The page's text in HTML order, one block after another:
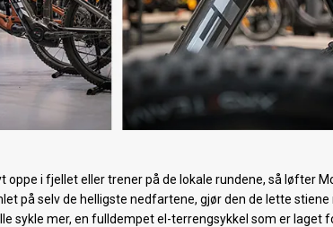
oppe i fjellet eller trener på de lokale rundene, så løfter
på selv de helligste nedfartene, gjør den de lette
sykle mer, en fulldempet el-terrengsykkel som er laget